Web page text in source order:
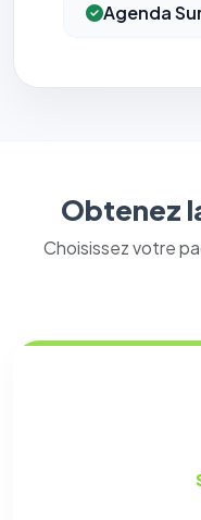
Agenda
Obtenez
Choisissez votre